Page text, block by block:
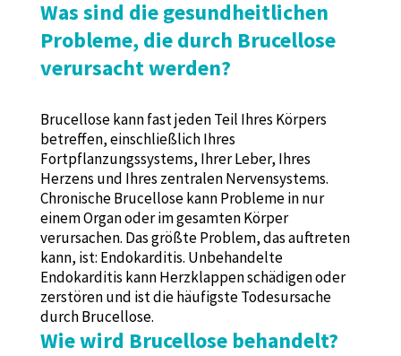
Was sind die gesundheitlichen
Probleme, die durch Brucellose
verursacht werden?
Brucellose kann fast jeden Teil Ihres Körpers
betreffen, einschließlich Ihres
Fortpflanzungssystems, Ihrer Leber, Ihres
Herzens und Ihres zentralen Nervensystems.
Chronische Brucellose kann Probleme in nur
einem Organ oder im gesamten Körper
verursachen. Das größte Problem, das auftreten
kann, ist: Endokarditis. Unbehandelte
Endokarditis kann Herzklappen schädigen oder
zerstören und ist die häufigste Todesursache
durch Brucellose.
Wie wird Brucellose behandelt?